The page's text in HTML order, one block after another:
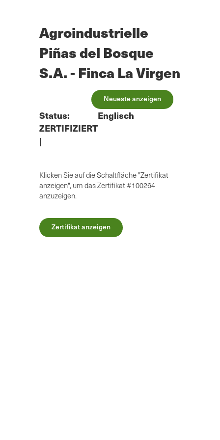
Agroindustrielle
Piñas del Bosque
S.A. - Finca La Virgen
Neueste anzeigen
Status:
ZERTIFIZIERT
|
Englisch
Klicken Sie auf die Schaltfläche "Zertifikat
anzeigen", um das Zertifikat #100264
anzuzeigen.
Zertifikat anzeigen